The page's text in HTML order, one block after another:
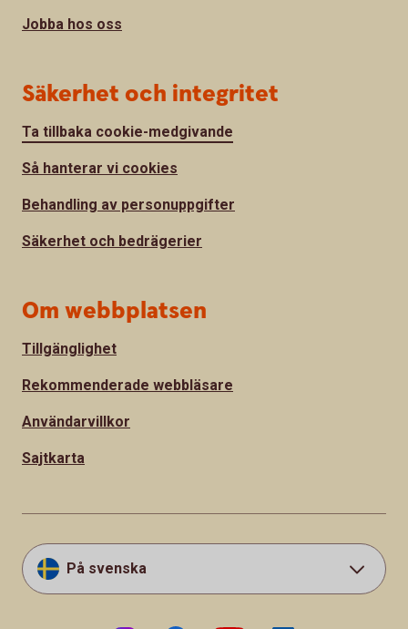
Jobba hos oss
Säkerhet och integritet
Ta tillbaka cookie-medgivande
Så hanterar vi cookies
Behandling av personuppgifter
Säkerhet och bedrägerier
Om webbplatsen
Tillgänglighet
Rekommenderade webbläsare
Användarvillkor
Sajtkarta
På svenska